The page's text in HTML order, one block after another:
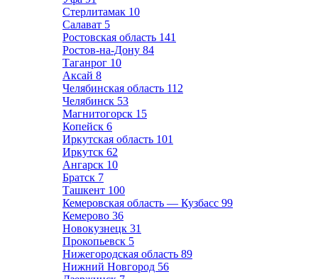
Стерлитамак 10
Салават 5
Ростовская область 141
Ростов-на-Дону 84
Таганрог 10
Аксай 8
Челябинская область 112
Челябинск 53
Магнитогорск 15
Копейск 6
Иркутская область 101
Иркутск 62
Ангарск 10
Братск 7
Ташкент 100
Кемеровская область — Кузбасс 99
Кемерово 36
Новокузнецк 31
Прокопьевск 5
Нижегородская область 89
Нижний Новгород 56